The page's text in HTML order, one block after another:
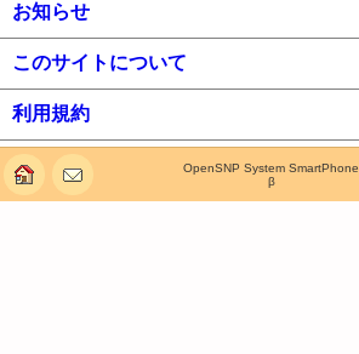
お知らせ
このサイトについて
利用規約
OpenSNP System SmartPhone
β